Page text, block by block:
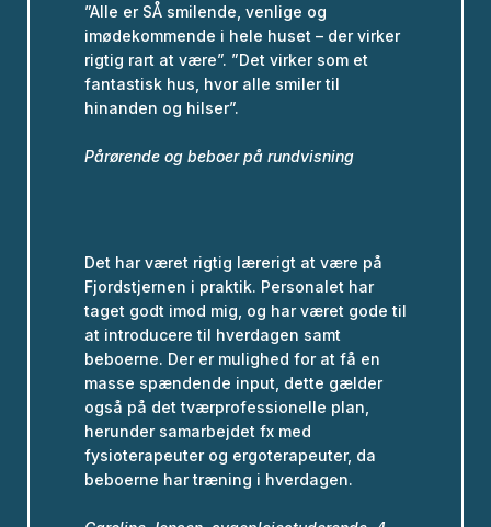
”Alle er SÅ smilende, venlige og
imødekommende i hele huset – der virker
rigtig rart at være”. ”Det virker som et
fantastisk hus, hvor alle smiler til
hinanden og hilser”.
Pårørende og beboer på rundvisning
Det har været rigtig lærerigt at være på
Fjordstjernen i praktik. Personalet har
taget godt imod mig, og har været gode til
at introducere til hverdagen samt
beboerne. Der er mulighed for at få en
masse spændende input, dette gælder
også på det tværprofessionelle plan,
herunder samarbejdet fx med
fysioterapeuter og ergoterapeuter, da
beboerne har træning i hverdagen.